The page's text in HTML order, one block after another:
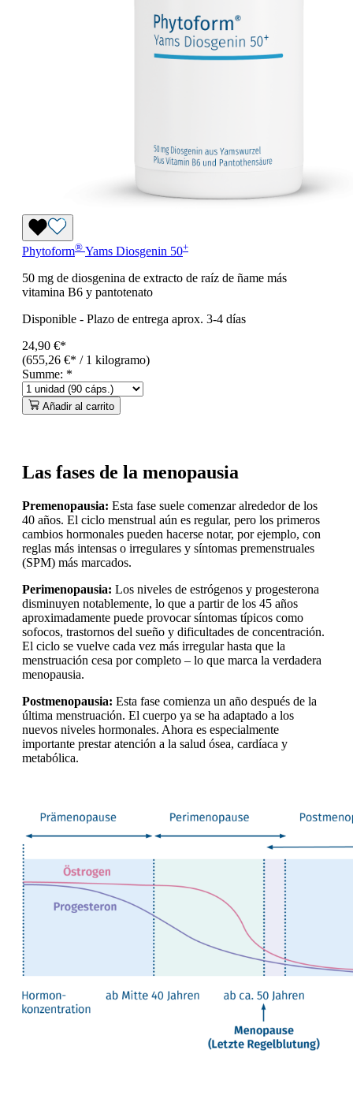
Phytoform® Yams Diosgenin 50+
50 mg de diosgenina de extracto de raíz de ñame más
vitamina B6 y pantotenato
Disponible - Plazo de entrega aprox. 3-4 días
24,90 €*
(655,26 €* / 1 kilogramo)
Summe: *
Añadir al carrito
Las fases de la menopausia
Premenopausia: Esta fase suele comenzar alrededor de los
40 años. El ciclo menstrual aún es regular, pero los primeros
cambios hormonales pueden hacerse notar, por ejemplo, con
reglas más intensas o irregulares y síntomas premenstruales
(SPM) más marcados.
Perimenopausia: Los niveles de estrógenos y progesterona
disminuyen notablemente, lo que a partir de los 45 años
aproximadamente puede provocar síntomas típicos como
sofocos, trastornos del sueño y dificultades de concentración.
El ciclo se vuelve cada vez más irregular hasta que la
menstruación cesa por completo – lo que marca la verdadera
menopausia.
Postmenopausia: Esta fase comienza un año después de la
última menstruación. El cuerpo ya se ha adaptado a los
nuevos niveles hormonales. Ahora es especialmente
importante prestar atención a la salud ósea, cardíaca y
metabólica.